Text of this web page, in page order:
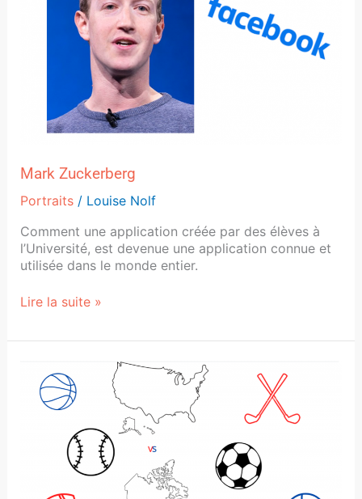
Mark Zuckerberg
Portraits/ Louise Nolf
Comment une application créée par des élèves à
l’Université, est devenue une application connue et
utilisée dans le monde entier.
Lire la suite »
Unis